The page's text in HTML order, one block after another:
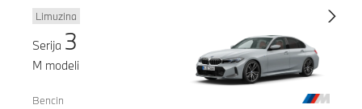
Limuzina
Serija 3
M modeli
Bencin